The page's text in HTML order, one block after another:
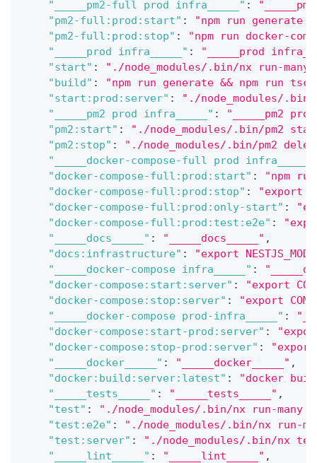
"_____pm2-full prod infra_____" :
"pm2-full:prod:start" :
"npm run generate
"pm2-full:prod:stop" :
"npm run docker-
"_____prod infra_____" :
"_____prod
"start" :
"./node_modules/.bin/nx run-
"build" :
"npm run generate && npm run
"start:prod:server" :
"./node_modules/
"_____pm2 prod infra_____" :
"_____pm2
"pm2:start" :
"./node_modules/.bin/pm2
"pm2:stop" :
"./node_modules/.bin/pm2
"_____docker-compose-full prod infra_____"
"docker-compose-full:prod:start" :
"npm
"docker-compose-full:prod:stop" :
"export
"docker-compose-full:prod:only-start" :
"docker-compose-full:prod:test:e2e" :
"_____docs_____" : "_____docs_____" ,
"docs:infrastructure" :
"export
"_____docker-compose infra_____" :
"docker-compose:start:server" :
"export
"docker-compose:stop:server" :
"export
"_____docker-compose prod-infra_____" :
"docker-compose:start-prod:server" :
"docker-compose:stop-prod:server" :
"export
"_____docker_____" : "_____docker_____" ,
"docker:build:server:latest" :
"docker
"_____tests_____" : "_____tests_____" ,
"test" :
"./node_modules/.bin/nx run-
"test:e2e" :
"./node_modules/.bin/nx run-
"test:server" :
"./node_modules/.bin/nx
"_____lint_____" : "_____lint_____" ,